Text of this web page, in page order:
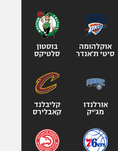
אוקלהומה
סיטי ת'אנדר
בוסטון
סלטיקס
אורלנדו
מג'יק
קליבלנד
קאבלירס